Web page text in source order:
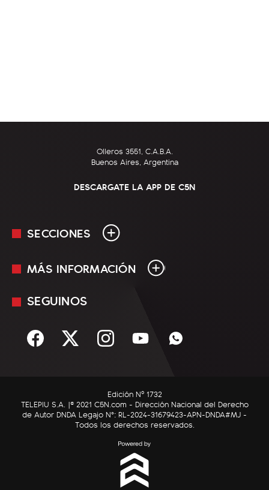
Olleros 3551, C.A.B.A.
Buenos Aires, Argentina
DESCARGATE LA APP DE C5N
SECCIONES
En Vivo
Sociedad
C5N Autos
RatingCero
MÁS INFORMACIÓN
Mediakit
Términos y condiciones
SEGUINOS
Edición Nº 1732
TELEPIU S.A. |© 2021 C5N.com - Dirección Nacional del Derecho
de Autor DNDA Legajo N°: RL-2024-31679423-APN-DNDA#MJ -
Todos los derechos reservados.